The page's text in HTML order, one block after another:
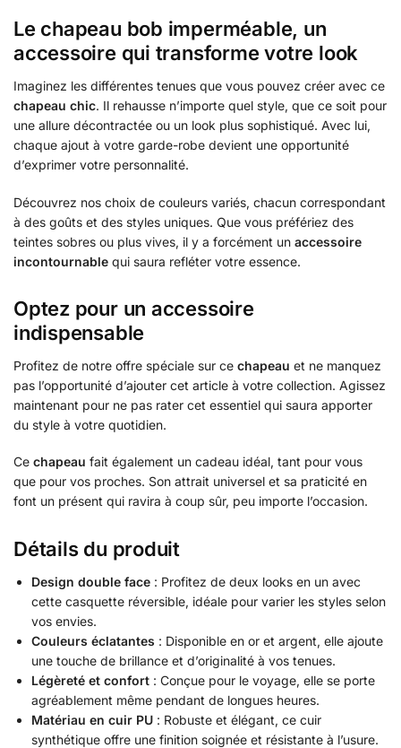
Le chapeau bob imperméable, un
accessoire qui transforme votre look
Imaginez les différentes tenues que vous pouvez créer avec ce
chapeau chic. Il rehausse n’importe quel style, que ce soit pour
une allure décontractée ou un look plus sophistiqué. Avec lui,
chaque ajout à votre garde-robe devient une opportunité
d’exprimer votre personnalité.
Découvrez nos choix de couleurs variés, chacun correspondant
à des goûts et des styles uniques. Que vous préfériez des
teintes sobres ou plus vives, il y a forcément un accessoire
incontournable qui saura refléter votre essence.
Optez pour un accessoire
indispensable
Profitez de notre offre spéciale sur ce chapeau et ne manquez
pas l’opportunité d’ajouter cet article à votre collection. Agissez
maintenant pour ne pas rater cet essentiel qui saura apporter
du style à votre quotidien.
Ce chapeau fait également un cadeau idéal, tant pour vous
que pour vos proches. Son attrait universel et sa praticité en
font un présent qui ravira à coup sûr, peu importe l’occasion.
Détails du produit
Design double face : Profitez de deux looks en un avec
cette casquette réversible, idéale pour varier les styles selon
vos envies.
Couleurs éclatantes : Disponible en or et argent, elle ajoute
une touche de brillance et d’originalité à vos tenues.
Légèreté et confort : Conçue pour le voyage, elle se porte
agréablement même pendant de longues heures.
Matériau en cuir PU : Robuste et élégant, ce cuir
synthétique offre une finition soignée et résistante à l’usure.